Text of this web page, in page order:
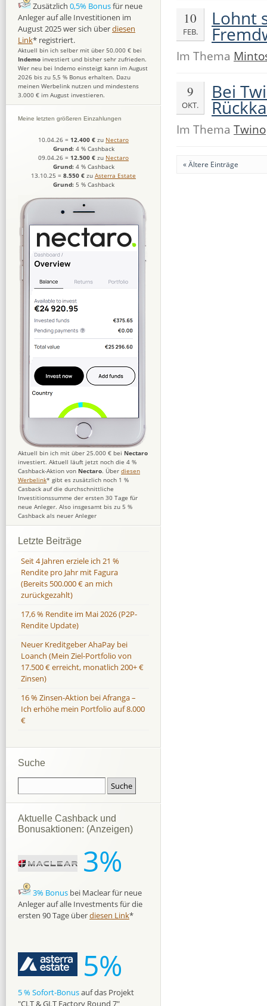
10
FEB.
Lohnt
Im Thema
9
OKT.
Bei
Im Thema Twino
« Ältere Einträge
Zusätzlich 0,5% Bonusfür neue
Anleger auf alle Investitionen im
August 2025 wer sich überdiesen
Link* registriert.
Aktuell bin ich selber mit über 50.000 € bei
Indemo investiert und bisher sehr zufrieden.
Wer neu bei Indemo einsteigt kann im August
2026 bis zu 5,5 % Bonus erhalten. Dazu
meinen Werbelink nutzen und mindestens
3.000 € im August investieren.
Meine letzten größeren Einzahlungen
10.04.26 = 12.400 € zu Nectaro
Grund: 4 % Cashback
09.04.26 = 12.500 € zu Nectaro
Grund: 4 % Cashback
13.10.25 = 8.550 € zu Asterra Estate
Grund: 5 % Cashback
Aktuell bin ich mit über 25.000 € bei Nectaro
investiert. Aktuell läuft jetzt noch die 4 %
Cashback-Aktion von Nectaro. Über diesen
Werbelink* gibt es zusätzlich noch 1 %
Casback auf die durchschnittliche
Investitionssumme der ersten 30 Tage für
neue Anleger. Also insgesamt bis zu 5 %
Cashback als neuer Anleger
Letzte Beiträge
Seit 4 Jahren erziele ich 21 %
Rendite pro Jahr mit Fagura
(Bereits 500.000 € an mich
zurückgezahlt)
17,6 % Rendite im Mai 2026 (P2P-
Rendite Update)
Neuer Kreditgeber AhaPay bei
Loanch (Mein Ziel-Portfolio von
17.500 € erreicht, monatlich 200+ €
Zinsen)
16 % Zinsen-Aktion bei Afranga –
Ich erhöhe mein Portfolio auf 8.000
€
Suche
Aktuelle Cashback und
Bonusaktionen: (Anzeigen)
3%
3% Bonus bei Maclear für neue
Anleger auf alle Investments für die
ersten 90 Tage überdiesen Link*
5%
5 % Sofort-Bonusauf das Projekt
"CLT & GLT Factory Round 7"